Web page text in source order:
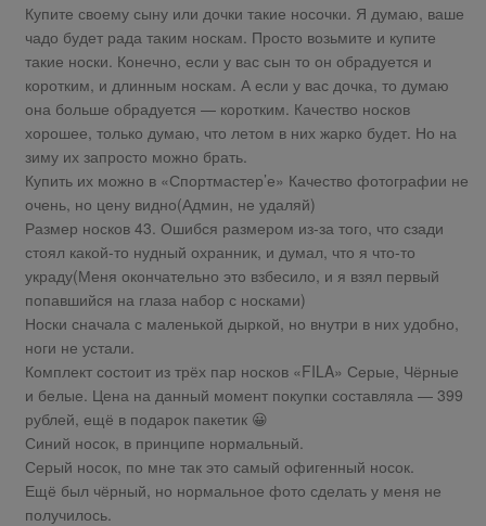
Купите своему сыну или дочки такие носочки. Я думаю, ваше
чадо будет рада таким носкам. Просто возьмите и купите
такие носки. Конечно, если у вас сын то он обрадуется и
коротким, и длинным носкам. А если у вас дочка, то думаю
она больше обрадуется — коротким. Качество носков
хорошее, только думаю, что летом в них жарко будет. Но на
зиму их запросто можно брать.
Купить их можно в «Спортмастер’е» Качество фотографии не
очень, но цену видно(Админ, не удаляй)
Размер носков 43. Ошибся размером из-за того, что сзади
стоял какой-то нудный охранник, и думал, что я что-то
украду(Меня окончательно это взбесило, и я взял первый
попавшийся на глаза набор с носками)
Носки сначала с маленькой дыркой, но внутри в них удобно,
ноги не устали.
Комплект состоит из трёх пар носков «FILA» Серые, Чёрные
и белые. Цена на данный момент покупки составляла — 399
рублей, ещё в подарок пакетик 😀
Синий носок, в принципе нормальный.
Серый носок, по мне так это самый офигенный носок.
Ещё был чёрный, но нормальное фото сделать у меня не
получилось.